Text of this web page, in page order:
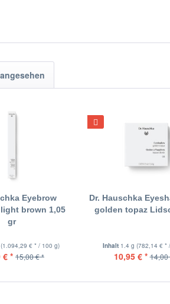
Eyebrow
brown 1,05
gr
(1.094,29 € * / 100 g)
€ * 15,00 € *
Dr. Hauschka
golden topaz
Inhalt 1.4 g (782,14 € *
10,95 € * 14,00